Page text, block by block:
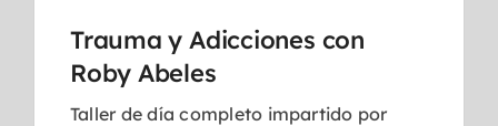
Trauma y Adicciones con
Roby Abeles
Taller de día completo impartido por